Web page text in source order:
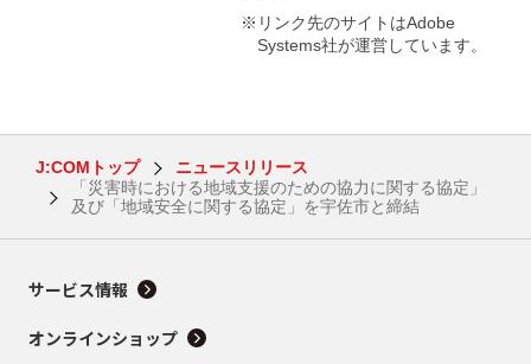
※リンク先のサイトはAdobe
Systems社が運営しています。
J:COMトップ
ニュースリリース
「災害時における地域支援のための協力に関する協定」
及び「地域安全に関する協定」を宇佐市と締結
サービス情報
オンラインショップ